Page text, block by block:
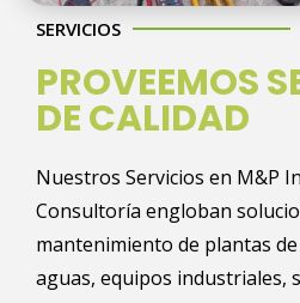
SERVICIOS
PROVEEMOS
DE CALIDAD
Nuestros Servicios en M&P
Consultoría engloban
mantenimiento de plantas
aguas, equipos industriales,